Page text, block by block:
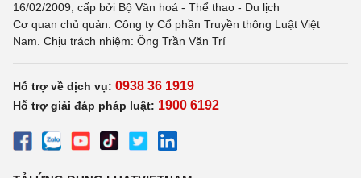
16/02/2009, cấp bởi Bộ Văn hoá - Thể thao - Du lịch
Cơ quan chủ quản: Công ty Cổ phần Truyền thông Luật Việt
Nam. Chịu trách nhiệm: Ông Trần Văn Trí
Hỗ trợ về dịch vụ: 0938 36 1919
Hỗ trợ giải đáp pháp luật: 1900 6192